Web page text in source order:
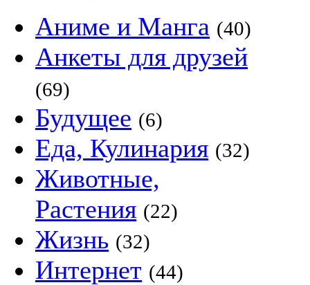
Аниме и Манга (40)
Анкеты для друзей
(69)
Будущее (6)
Еда, Кулинария (32)
Животные,
Растения (22)
Жизнь (32)
Интернет (44)